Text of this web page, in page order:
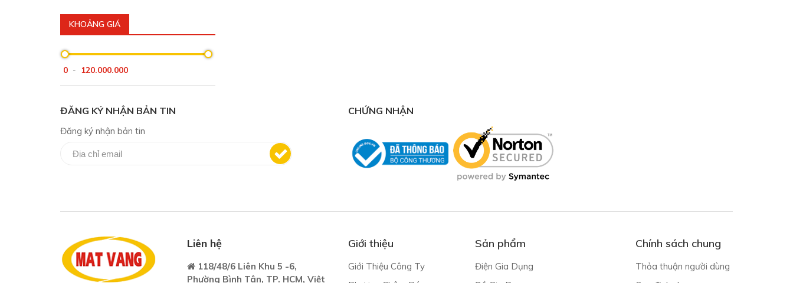
KHOẢNG GIÁ
0 - 120.000.000
ĐĂNG KÝ NHẬN BẢN TIN
Đăng ký nhận bản tin
CHỨNG NHẬN
Liên hệ
118/48/6 Liên Khu 5 -6,
Phường Bình Tân, TP. HCM, Việt
Giới thiệu
Giới Thiệu Công Ty
Sản phẩm
Điện Gia Dụng
Chính sách chung
Thỏa thuận người dùng